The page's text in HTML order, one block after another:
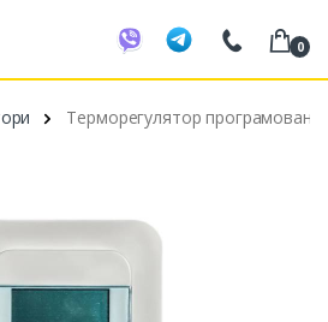
098 20 52 818
099 53 43 210
0
Терморегулятор